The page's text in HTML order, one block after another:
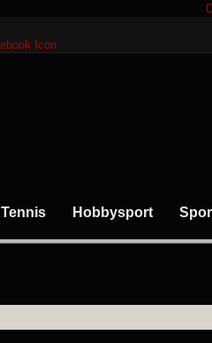
Tennis Hobbysport